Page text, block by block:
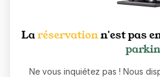
Laréservationn'est pas
Ne vous inquiétez pas ! Nous